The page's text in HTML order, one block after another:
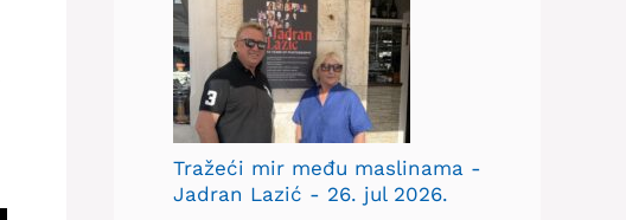
Tražeći mir među maslinama -
Jadran Lazić - 26. jul 2026.